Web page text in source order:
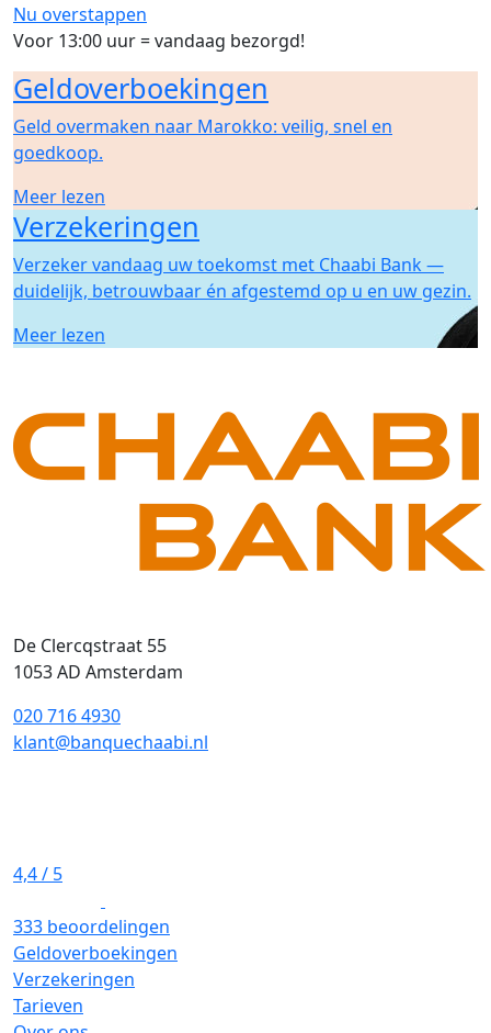
Nu overstappen
Voor 13:00 uur = vandaag bezorgd!
Geldoverboekingen
Geld overmaken naar Marokko: veilig, snel en
goedkoop.
Meer lezen
Verzekeringen
Verzeker vandaag uw toekomst met Chaabi Bank —
duidelijk, betrouwbaar én afgestemd op u en uw gezin.
Meer lezen
De Clercqstraat 55
1053 AD Amsterdam
020 716 4930
klant@banquechaabi.nl
4,4/ 5
333 beoordelingen
Geldoverboekingen
Verzekeringen
Tarieven